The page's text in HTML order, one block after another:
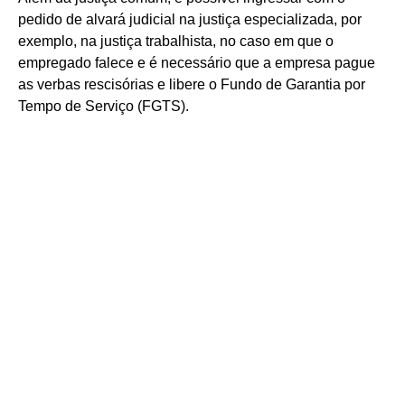
pedido de alvará judicial na justiça especializada, por
exemplo, na justiça trabalhista, no caso em que o
empregado falece e é necessário que a empresa pague
as verbas rescisórias e libere o Fundo de Garantia por
Tempo de Serviço (FGTS).